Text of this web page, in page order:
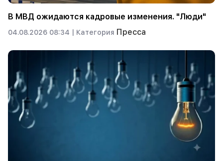
В МВД ожидаются кадровые изменения. "Люди"
04.08.2026 08:34 | Категория Пресса